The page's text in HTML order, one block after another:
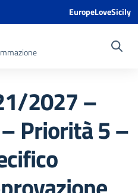
EuropeLoveSicily
2027 –
Priorità 5 –